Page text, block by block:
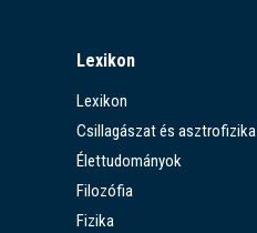
Lexikon
Lexikon
Csillagászat és asztrofizika
Élettudományok
Filozófia
Fizika